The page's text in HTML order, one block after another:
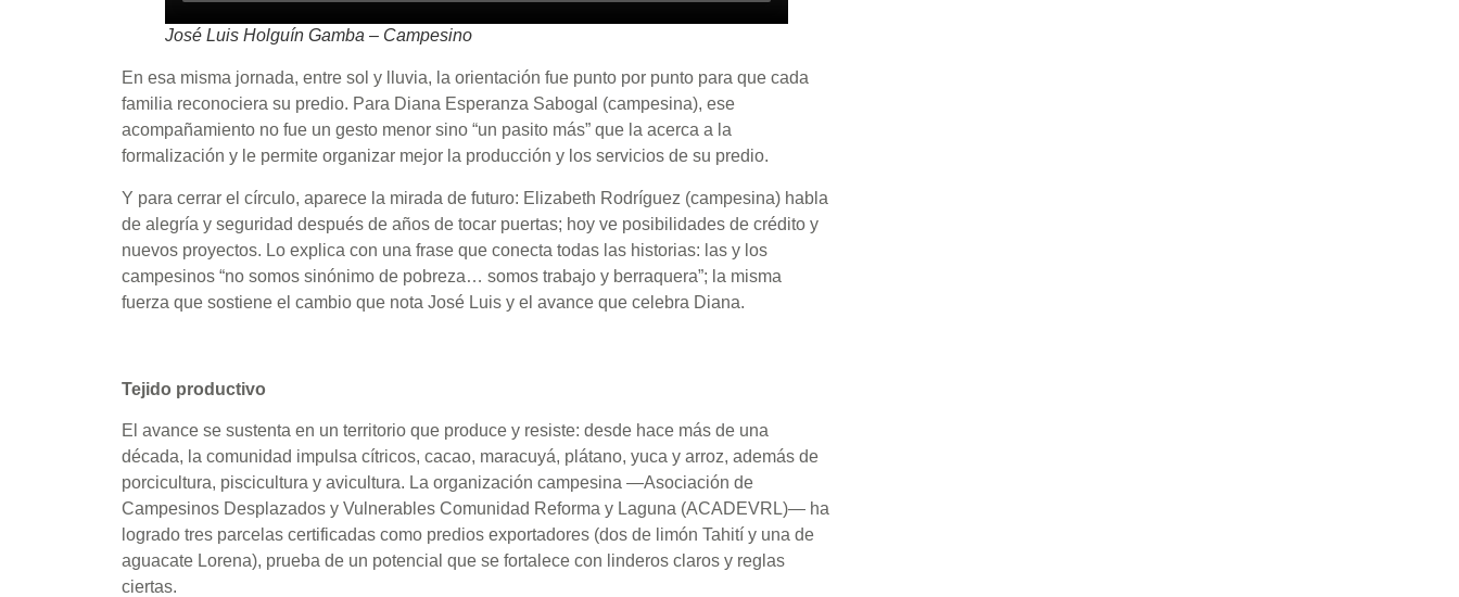
José Luis Holguín Gamba – Campesino
En esa misma jornada, entre sol y lluvia, la orientación fue punto por punto para que cada
familia reconociera su predio. Para Diana Esperanza Sabogal (campesina), ese
acompañamiento no fue un gesto menor sino “un pasito más” que la acerca a la
formalización y le permite organizar mejor la producción y los servicios de su predio.
Y para cerrar el círculo, aparece la mirada de futuro: Elizabeth Rodríguez (campesina) habla
de alegría y seguridad después de años de tocar puertas; hoy ve posibilidades de crédito y
nuevos proyectos. Lo explica con una frase que conecta todas las historias: las y los
campesinos “no somos sinónimo de pobreza… somos trabajo y berraquera”; la misma
fuerza que sostiene el cambio que nota José Luis y el avance que celebra Diana.
Tejido productivo
El avance se sustenta en un territorio que produce y resiste: desde hace más de una
década, la comunidad impulsa cítricos, cacao, maracuyá, plátano, yuca y arroz, además de
porcicultura, piscicultura y avicultura. La organización campesina —Asociación de
Campesinos Desplazados y Vulnerables Comunidad Reforma y Laguna (ACADEVRL)— ha
logrado tres parcelas certificadas como predios exportadores (dos de limón Tahití y una de
aguacate Lorena), prueba de un potencial que se fortalece con linderos claros y reglas
ciertas.